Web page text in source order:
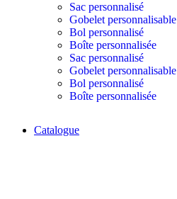
Sac personnalisé
Gobelet personnalisable
Bol personnalisé
Boîte personnalisée
Sac personnalisé
Gobelet personnalisable
Bol personnalisé
Boîte personnalisée
Catalogue